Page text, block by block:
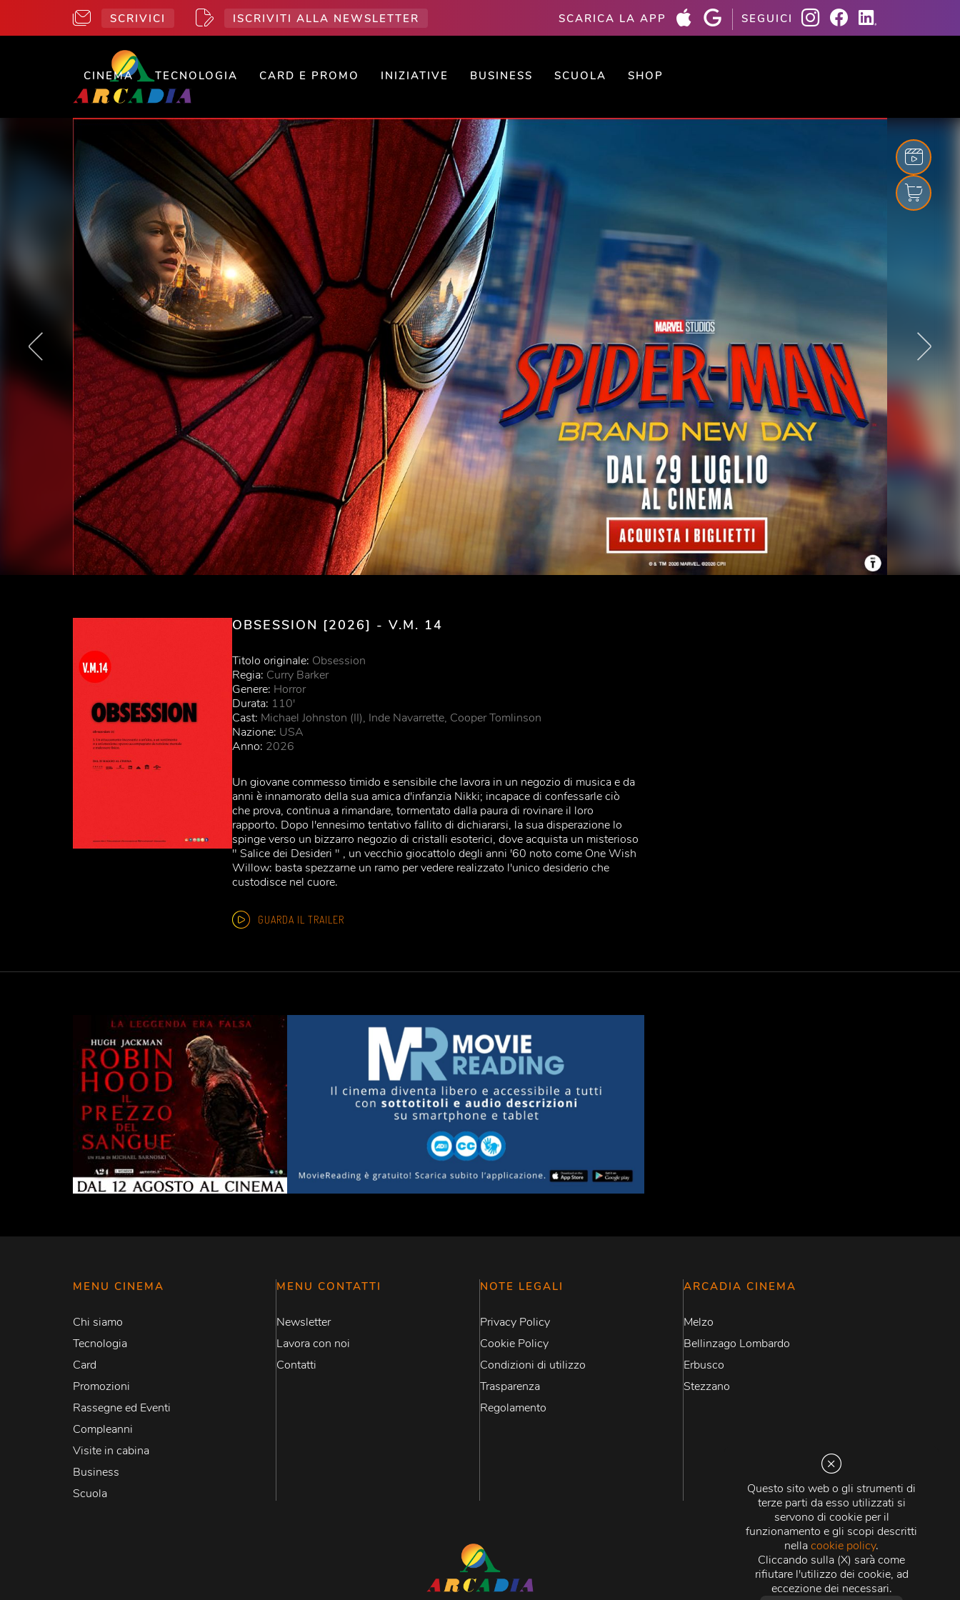
Questo sito web o gli strumenti di
terze parti da esso utilizzati si
servono di cookie per il
funzionamento e gli scopi descritti
nellacookie policy.
Cliccando sulla (X) sarà come
rifiutare l'utilizzo dei cookie, ad
eccezione dei necessari.
SCRIVICI ISCRIVITI ALLA NEWSLETTER SCARICA LA APP SEGUICI
CINEMA TECNOLOGIA CARD E PROMO INIZIATIVE BUSINESS SCUOLA SHOP
OBSESSION [2026] - V.M. 14
Titolo originale: Obsession
Regia: Curry Barker
Genere: Horror
Durata: 110'
Cast: Michael Johnston (II), Inde Navarrette, Cooper Tomlinson
Nazione: USA
Anno: 2026
Un giovane commesso timido e sensibile che lavora in un negozio di musica e da
anni è innamorato della sua amica d'infanzia Nikki; incapace di confessarle ciò
che prova, continua a rimandare, tormentato dalla paura di rovinare il loro
rapporto. Dopo l'ennesimo tentativo fallito di dichiararsi, la sua disperazione lo
spinge verso un bizzarro negozio di cristalli esoterici, dove acquista un misterioso
" Salice dei Desideri " , un vecchio giocattolo degli anni '60 noto come One Wish
Willow: basta spezzarne un ramo per vedere realizzato l'unico desiderio che
custodisce nel cuore.
GUARDA IL TRAILER
MENU CINEMA
Chi siamo
Tecnologia
Card
Promozioni
Rassegne ed Eventi
Compleanni
Visite in cabina
Business
Scuola
MENU CONTATTI
Newsletter
Lavora con noi
Contatti
NOTE LEGALI
Privacy Policy
Cookie Policy
Condizioni di utilizzo
Trasparenza
Regolamento
ARCADIA CINEMA
Melzo
Bellinzago Lombardo
Erbusco
Stezzano